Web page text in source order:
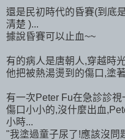
還是民初時代的昏賽(到底
清楚 )...
據說昏賽可以止血~~
有的病人是唐朝人,穿越時
他把被熱湯燙到的傷口,塗
有一次Peter Fu在急診診
傷口小小的,沒什麼出血
小時...
"我塗過童子尿了!應該沒問